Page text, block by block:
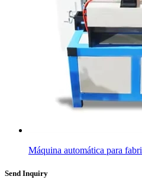
Máquina automática para
Send Inquiry